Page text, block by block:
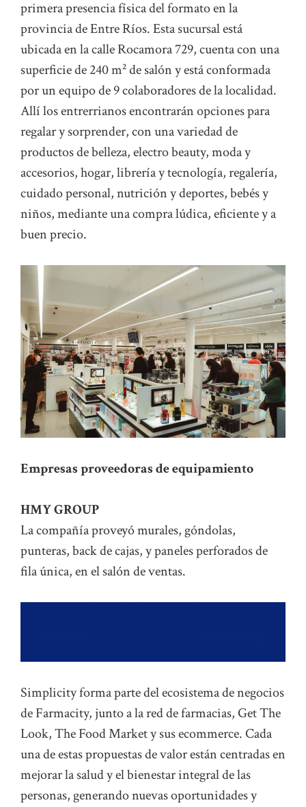
primera presencia física del formato en la
provincia de Entre Ríos. Esta sucursal está
ubicada en la calle Rocamora 729, cuenta con una
superficie de 240 m² de salón y está conformada
por un equipo de 9 colaboradores de la localidad.
Allí los entrerrianos encontrarán opciones para
regalar y sorprender, con una variedad de
productos de belleza, electro beauty, moda y
accesorios, hogar, librería y tecnología, regalería,
cuidado personal, nutrición y deportes, bebés y
niños, mediante una compra lúdica, eficiente y a
buen precio.
Empresas proveedoras de equipamiento
HMY GROUP
La compañía proveyó murales, góndolas,
punteras, back de cajas, y paneles perforados de
fila única, en el salón de ventas.
Simplicity forma parte del ecosistema de negocios
de Farmacity, junto a la red de farmacias, Get The
Look, The Food Market y sus ecommerce. Cada
una de estas propuestas de valor están centradas en
mejorar la salud y el bienestar integral de las
personas, generando nuevas oportunidades y